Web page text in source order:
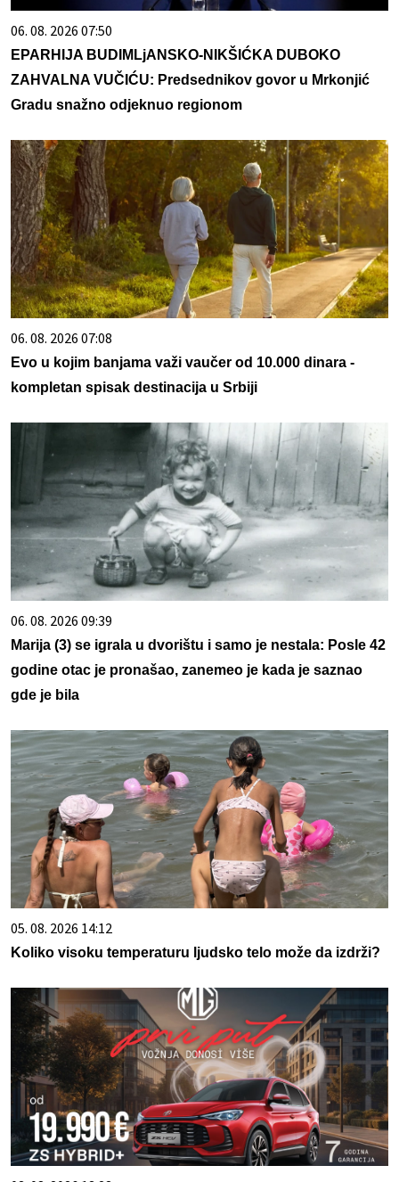
06. 08. 2026 07:50
EPARHIJA BUDIMLjANSKO-NIKŠIĆKA DUBOKO
ZAHVALNA VUČIĆU: Predsednikov govor u Mrkonjić
Gradu snažno odjeknuo regionom
06. 08. 2026 07:08
Evo u kojim banjama važi vaučer od 10.000 dinara -
kompletan spisak destinacija u Srbiji
06. 08. 2026 09:39
Marija (3) se igrala u dvorištu i samo je nestala: Posle 42
godine otac je pronašao, zanemeo je kada je saznao
gde je bila
05. 08. 2026 14:12
Koliko visoku temperaturu ljudsko telo može da izdrži?